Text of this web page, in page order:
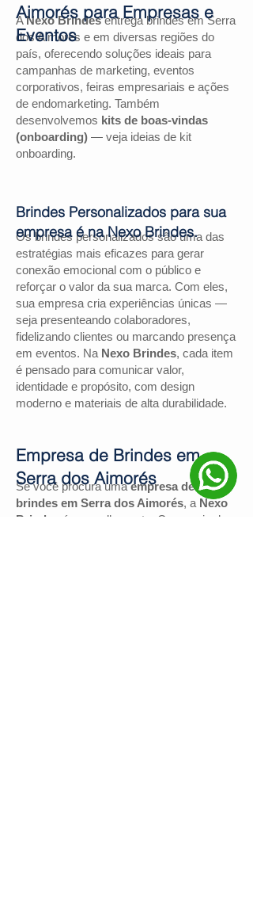
ANexo Brindesentrega brindes em Serra
dos Aimorés e em diversas regiões do
país, oferecendo soluções ideais para
campanhas de marketing, eventos
corporativos, feiras empresariais e ações
de endomarketing. Também
desenvolvemos kits de boas-vindas
(onboarding) — veja ideias de kit
onboarding.
Os brindes personalizados são uma das
estratégias mais eficazes para gerar
conexão emocional com o público e
reforçar o valor da sua marca. Com eles,
sua empresa cria experiências únicas —
seja presenteando colaboradores,
fidelizando clientes ou marcando presença
em eventos. Na Nexo Brindes, cada item
é pensado para comunicar valor,
identidade e propósito, com design
moderno e materiais de alta durabilidade.
Se você procura umaempresa de
brindes em Serra dos Aimorés, a Nexo
Brindes
é a escolha certa. Com mais de
Aimorés para Empresas e
Eventos
Brindes Personalizados para sua
empresa é na Nexo Brindes.
Empresa de Brindes em
Serra dos Aimorés